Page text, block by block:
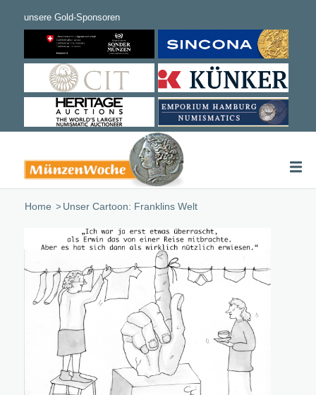
Home /Unser Cartoon: Franklins Welt